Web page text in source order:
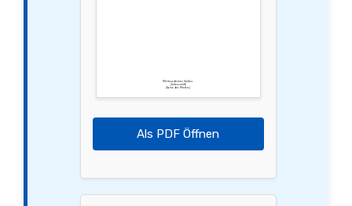
Mit freundlichen Grüßen,
[Unterschrift]
[Name des Mieters]
Als PDF Öffnen